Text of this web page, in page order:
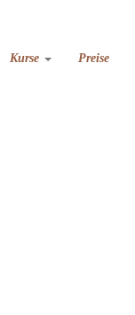
Kurse Preise